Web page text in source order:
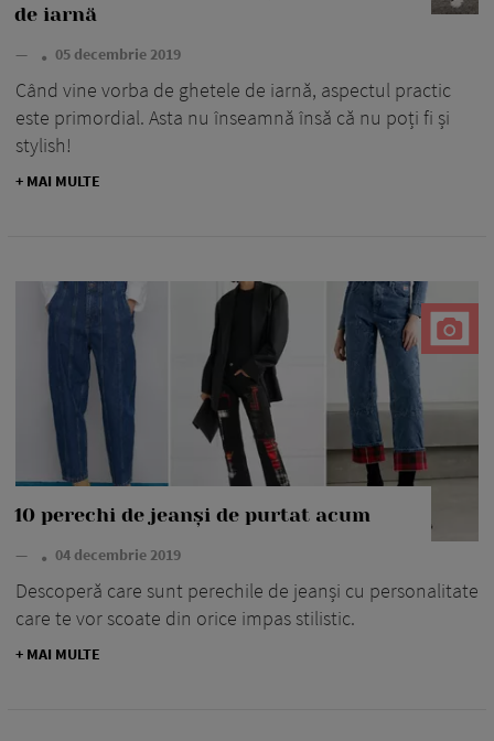
de iarnă
— 05 decembrie 2019
Când vine vorba de ghetele de iarnă, aspectul practic
este primordial. Asta nu înseamnă însă că nu poți fi și
stylish!
+ MAI MULTE
10 perechi de jeanși de purtat acum
— 04 decembrie 2019
Descoperă care sunt perechile de jeanși cu personalitate
care te vor scoate din orice impas stilistic.
+ MAI MULTE